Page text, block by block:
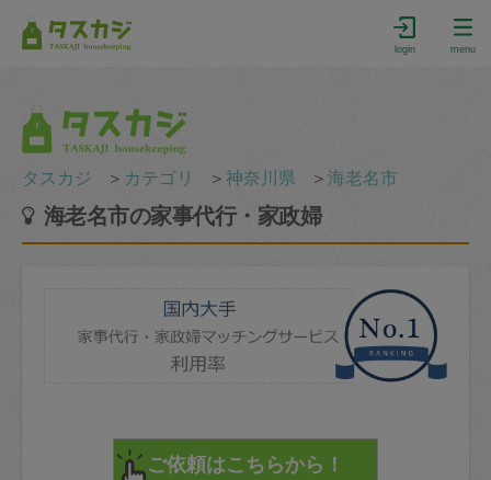
login menu
タスカジ ＞ カテゴリ ＞神奈川県 ＞海老名市
海老名市の家事代行・家政婦